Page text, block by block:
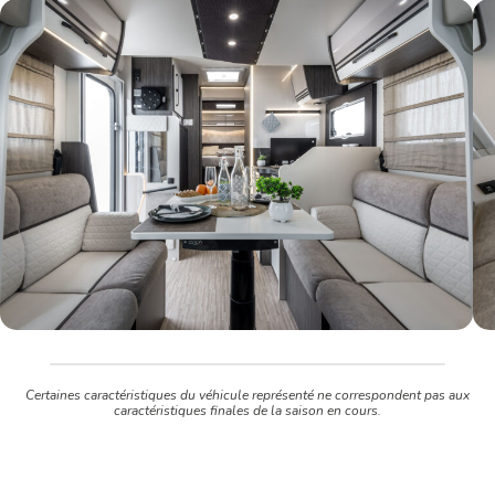
Certaines caractéristiques du véhicule représenté ne correspondent pas aux
caractéristiques finales de la saison en cours.